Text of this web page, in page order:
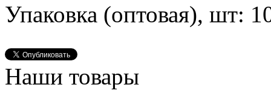
Упаковка (оптовая), шт:
Наши товары